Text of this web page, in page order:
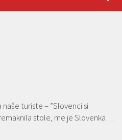
turiste – ”Slovenci si
stole, me je Slovenka…